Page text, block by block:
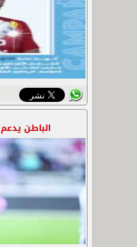
الباطن